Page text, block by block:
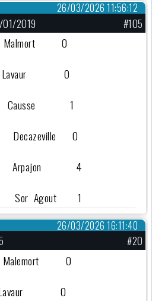
26/03/2026 11:56:12
01/2019
#105
0
Lavaur 0
1
0
4
Agout 1
26/03/2026 16:11:40
#20
0
Lavaur 0